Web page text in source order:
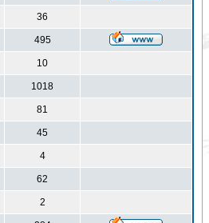
36
495
10
1018
81
45
4
62
2